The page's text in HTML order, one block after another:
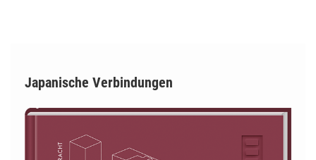
Japanische Verbindungen